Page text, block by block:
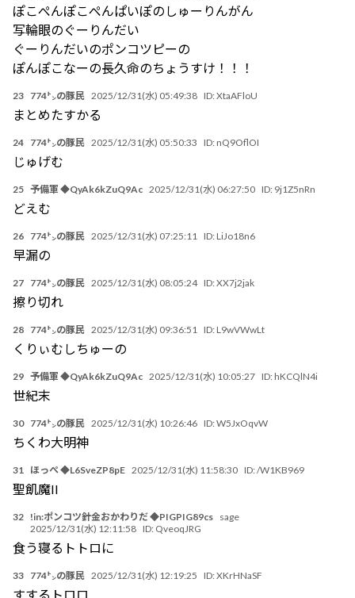
ぽこぺんぽこぺんぱいぽのしゅーりんがん
写輪眼のぐーりんだい
ぐーりんだいのポンコツピーの
ぽんぽこなーの長久命のちょうすけ！！！
23 774㌧の豚民 2025/12/31(水) 05:49:38 ID:XtaAFloU
まとめたすかる
24 774㌧の豚民 2025/12/31(水) 05:50:33 ID: nQ9OflOI
じゅげむ
25 予備軍 ◆QyAk6kZuQ9Ac 2025/12/31(水) 06:27:50 ID: 9j1Z5nRn
どえむ
26 774㌧の豚民 2025/12/31(水) 07:25:11 ID: LiJo18n6
早漏の
27 774㌧の豚民 2025/12/31(水) 08:05:24 ID:XX7j2jak
擦り切れ
28 774㌧の豚民 2025/12/31(水) 09:36:51 ID: L9wVWwLt
くりぃむしちゅーの
29 予備軍 ◆QyAk6kZuQ9Ac 2025/12/31(水) 10:05:27 ID: hKCQlN4i
世紀末
30 774㌧の豚民 2025/12/31(水) 10:26:46 ID:W5JxOqvW
ちくわ大明神
31 ほっぺ ◆L6SveZP8pE 2025/12/31(水) 11:58:30 ID:/W1KB969
聖飢魔II
32 !in:ポンコツ針金おかわりだ ◆PIGPIG89cs sage
2025/12/31(水) 12:11:58 ID: QveoqJRG
食う寝るトトロに
33 774㌧の豚民 2025/12/31(水) 12:19:25 ID:XKrHNaSF
すするトロロ